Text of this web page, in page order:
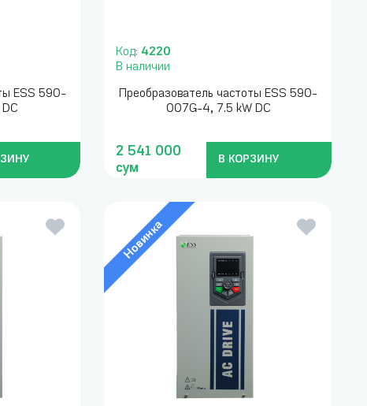
ESS 590-
Код: 4220
В наличии
Преобразователь частоты ESS 590-
007G-4, 7.5 kW DC
2 541 000
сум
В КОРЗИНУ
Новинка